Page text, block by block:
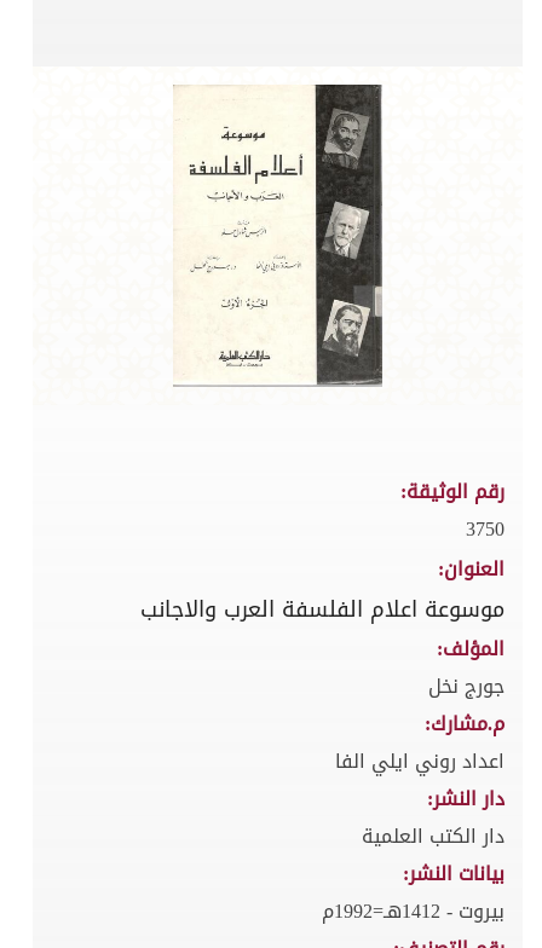
رقم الوثيقة:
3750
العنوان:
موسوعة اعلام الفلسفة العرب والاجانب
المؤلف:
جورج نخل
م.مشارك:
اعداد روني ايلي الفا
دار النشر:
دار الكتب العلمية
بيانات النشر:
بيروت - 1412هـ=1992م